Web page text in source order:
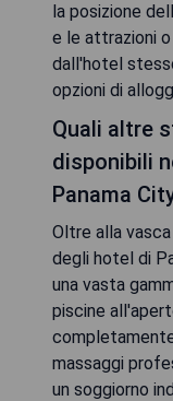
la posizione
e le attrazioni
dall'hotel
opzioni di
Quali altre
disponibili
Panama
Oltre alla
degli hotel di
una vasta
piscine
massaggi
un soggiorno